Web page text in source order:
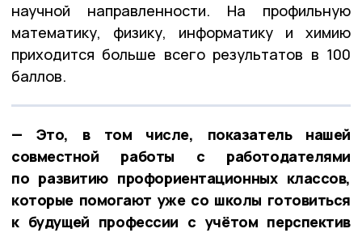
научной направленности. На профильную
математику, физику, информатику и химию
приходится больше всего результатов в 100
баллов.
— Это, в том числе, показатель нашей
совместной работы с работодателями
по развитию профориентационных классов,
которые помогают уже со школы готовиться
к будущей профессии с учётом перспектив